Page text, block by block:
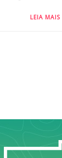
LEIA MAIS